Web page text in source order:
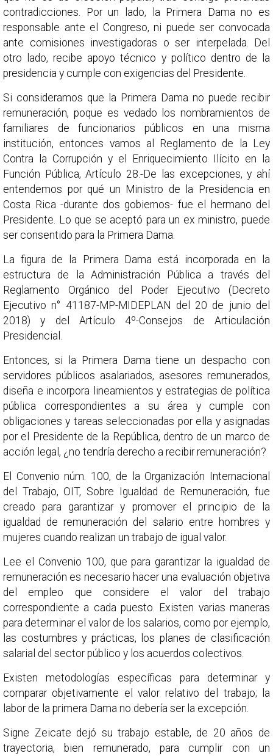
contradicciones. Por un lado, la Primera Dama no es
responsable ante el Congreso, ni puede ser convocada
ante comisiones investigadoras o ser interpelada. Del
otro lado, recibe apoyo técnico y político dentro de la
presidencia y cumple con exigencias del Presidente.
Si consideramos que la Primera Dama no puede recibir
remuneración, poque es vedado los nombramientos de
familiares de funcionarios públicos en una misma
institución, entonces vamos al Reglamento de la Ley
Contra la Corrupción y el Enriquecimiento Ilícito en la
Función Pública, Artículo 28.-De las excepciones, y ahí
entendemos por qué un Ministro de la Presidencia en
Costa Rica -durante dos gobiernos- fue el hermano del
Presidente. Lo que se aceptó para un ex ministro, puede
ser consentido para la Primera Dama.
La figura de la Primera Dama está incorporada en la
estructura de la Administración Pública a través del
Reglamento Orgánico del Poder Ejecutivo (Decreto
Ejecutivo n° 41187-MP-MIDEPLAN del 20 de junio del
2018) y del Artículo 4º-Consejos de Articulación
Presidencial.
Entonces, si la Primera Dama tiene un despacho con
servidores públicos asalariados, asesores remunerados,
diseña e incorpora lineamientos y estrategias de política
pública correspondientes a su área y cumple con
obligaciones y tareas seleccionadas por ella y asignadas
por el Presidente de la República, dentro de un marco de
acción legal, ¿no tendría derecho a recibir remuneración?
El Convenio núm. 100, de la Organización Internacional
del Trabajo, OIT, Sobre Igualdad de Remuneración, fue
creado para garantizar y promover el principio de la
igualdad de remuneración del salario entre hombres y
mujeres cuando realizan un trabajo de igual valor.
Lee el Convenio 100, que para garantizar la igualdad de
remuneración es necesario hacer una evaluación objetiva
del empleo que considere el valor del trabajo
correspondiente a cada puesto. Existen varias maneras
para determinar el valor de los salarios, como por ejemplo,
las costumbres y prácticas, los planes de clasificación
salarial del sector público y los acuerdos colectivos.
Existen metodologías específicas para determinar y
comparar objetivamente el valor relativo del trabajo; la
labor de la primera Dama no debería ser la excepción.
Signe Zeicate dejó su trabajo estable, de 20 años de
trayectoria, bien remunerado, para cumplir con un